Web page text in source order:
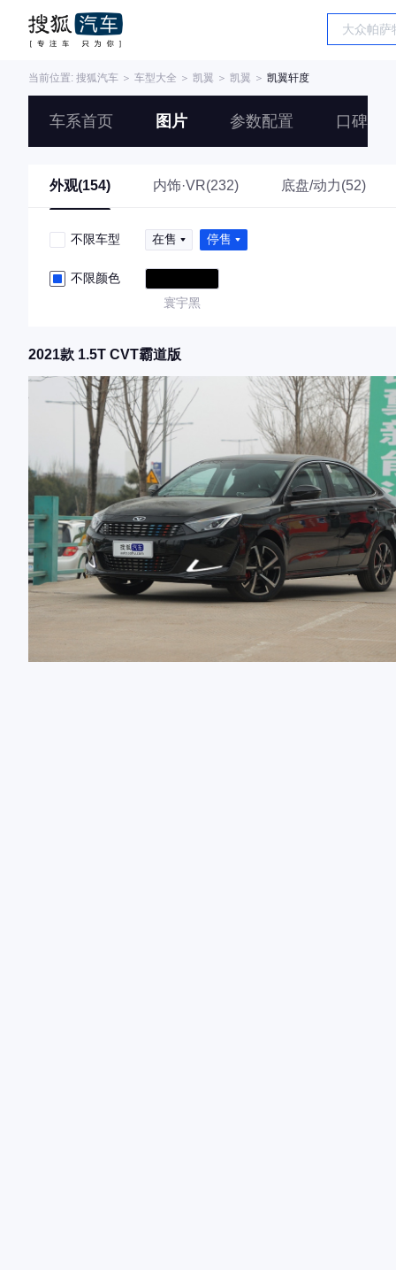
当前位置: 搜狐汽车 ＞ 车型大全 ＞ 凯翼 ＞ 凯翼 ＞ 凯翼轩度
车系首页 图片 参数配置 口碑
外观(154) 内饰·VR(232) 底盘/动力(52)
不限车型 在售 停售
不限颜色
寰宇黑
2021款 1.5T CVT霸道版